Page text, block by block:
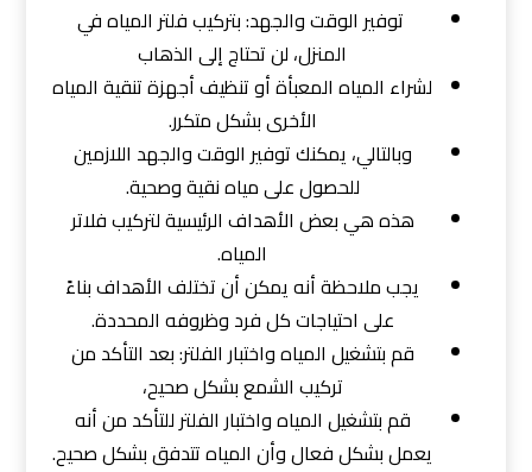
توفير الوقت والجهد: بتركيب فلتر المياه في
المنزل، لن تحتاج إلى الذهاب
لشراء المياه المعبأة أو تنظيف أجهزة تنقية المياه
الأخرى بشكل متكرر.
وبالتالي، يمكنك توفير الوقت والجهد اللازمين
للحصول على مياه نقية وصحية.
هذه هي بعض الأهداف الرئيسية لتركيب فلاتر
المياه.
يجب ملاحظة أنه يمكن أن تختلف الأهداف بناءً
على احتياجات كل فرد وظروفه المحددة.
قم بتشغيل المياه واختبار الفلتر: بعد التأكد من
تركيب الشمع بشكل صحيح،
قم بتشغيل المياه واختبار الفلتر للتأكد من أنه
يعمل بشكل فعال وأن المياه تتدفق بشكل صحيح.